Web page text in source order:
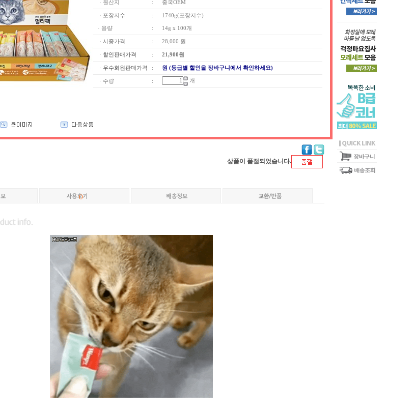
· 원산지 : 중국OEM
· 포장지수 : 1740g(포장지수)
· 용량 : 14g x 100개
· 시중가격 : 28,000 원
· 할인판매가격 : 21,900원
· 우수회원판매가격 : 원 (등급별 할인을 장바구니에서 확인하세요)
· 수량 : 개
상품이 품절되었습니다.
()